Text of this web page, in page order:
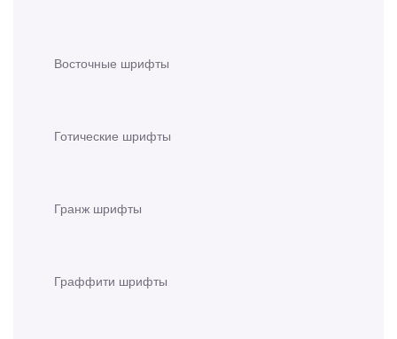
Восточные шрифты
Готические шрифты
Гранж шрифты
Граффити шрифты